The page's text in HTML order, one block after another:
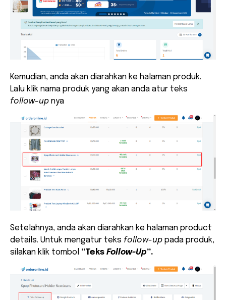
Kemudian, anda akan diarahkan ke halaman produk.
Lalu klik nama produk yang akan anda atur teks
follow-up nya
Setelahnya, anda akan diarahkan ke halaman product
details. Untuk mengatur teks follow-up pada produk,
silakan klik tombol “Teks Follow-Up”.